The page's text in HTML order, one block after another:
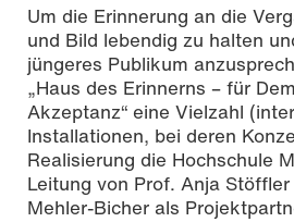
Um die Erinnerung an die
und Bild lebendig zu halten
jüngeres Publikum
„Haus des Erinnerns – für
Akzeptanz“ eine Vielzahl
Installationen, bei deren
Realisierung die Hochschule
Leitung von Prof. Anja
Mehler-Bicher als